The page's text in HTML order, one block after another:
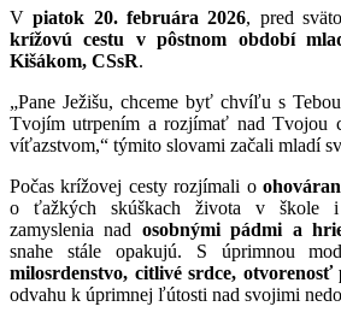
Vpiatok 20. februára 2026, pred
krížovú cestu v pôstnom období
Kišákom, CSsR.
„Pane Ježišu, chceme byť chvíľu s
Tvojím utrpením a rozjímať nad Tvojou
víťazstvom,“ týmito slovami začali mladí
Počas krížovej cesty rozjímali o
o ťažkých skúškach života v škole
zamyslenia nad osobnými pádmi a
snahe stále opakujú. S úprimnou
milosrdenstvo, citlivé srdce,
odvahu k úprimnej ľútosti nad svojimi